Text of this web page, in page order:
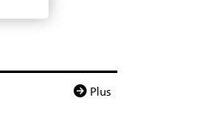
Plus